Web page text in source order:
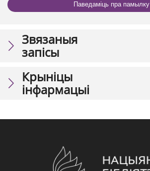
Паведаміць пра памылку
Звязаныя
запісы
Крыніцы
інфармацыі